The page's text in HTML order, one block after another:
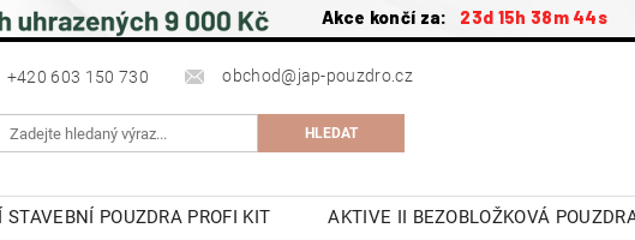
Akce končí za: 23d 15h 38m 43s
+420 603 150 730 obchod@jap-pouzdro.cz
STAVEBNÍ POUZDRA PROFI KIT
AKTIVE II BEZOBLOŽKOVÁ